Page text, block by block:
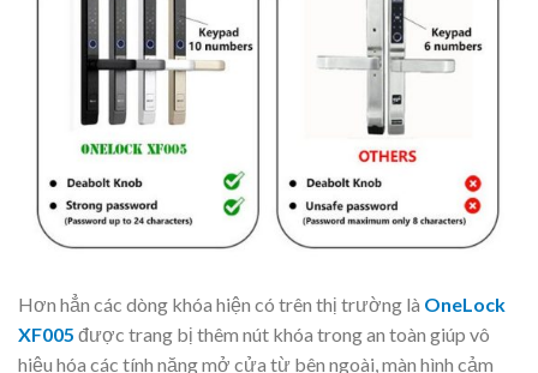
Hơn hẳn các dòng khóa hiện có trên thị trường là OneLock
XF005 được trang bị thêm nút khóa trong an toàn giúp vô
hiệu hóa các tính năng mở cửa từ bên ngoài, màn hình cảm